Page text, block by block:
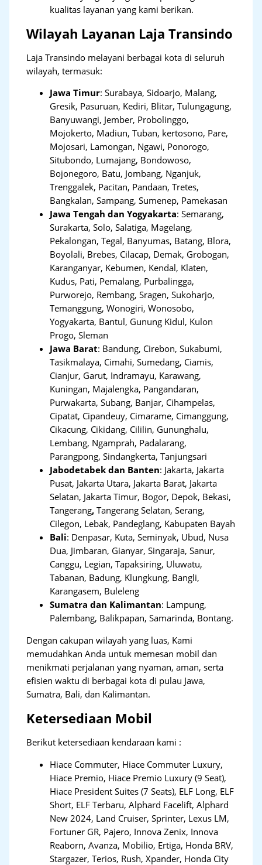
kualitas layanan yang kami berikan.
Wilayah Layanan Laja Transindo
Laja Transindo melayani berbagai kota di seluruh
wilayah, termasuk:
Jawa Timur:Surabaya, Sidoarjo, Malang,
Gresik, Pasuruan, Kediri, Blitar, Tulungagung,
Banyuwangi, Jember, Probolinggo,
Mojokerto, Madiun, Tuban, kertosono, Pare,
Mojosari, Lamongan, Ngawi, Ponorogo,
Situbondo, Lumajang, Bondowoso,
Bojonegoro, Batu, Jombang, Nganjuk,
Trenggalek, Pacitan, Pandaan, Tretes,
Bangkalan, Sampang, Sumenep, Pamekasan
Jawa Tengah dan Yogyakarta:Semarang,
Surakarta, Solo, Salatiga, Magelang,
Pekalongan, Tegal, Banyumas, Batang, Blora,
Boyolali, Brebes, Cilacap, Demak, Grobogan,
Karanganyar, Kebumen, Kendal, Klaten,
Kudus, Pati, Pemalang, Purbalingga,
Purworejo, Rembang, Sragen, Sukoharjo,
Temanggung, Wonogiri, Wonosobo,
Yogyakarta, Bantul, Gunung Kidul, Kulon
Progo, Sleman
Jawa Barat: Bandung, Cirebon, Sukabumi,
Tasikmalaya, Cimahi, Sumedang, Ciamis,
Cianjur, Garut, Indramayu, Karawang,
Kuningan, Majalengka, Pangandaran,
Purwakarta, Subang, Banjar, Cihampelas,
Cipatat, Cipandeuy, Cimarame, Cimanggung,
Cikacung, Cikidang, Cililin, Gununghalu,
Lembang, Ngamprah, Padalarang,
Parangpong, Sindangkerta, Tanjungsari
Jabodetabek dan Banten: Jakarta, Jakarta
Pusat, Jakarta Utara, Jakarta Barat, Jakarta
Selatan, Jakarta Timur, Bogor, Depok, Bekasi,
Tangerang,Tangerang Selatan, Serang,
Cilegon, Lebak, Pandeglang, Kabupaten Bayah
Bali: Denpasar, Kuta, Seminyak, Ubud, Nusa
Dua, Jimbaran, Gianyar, Singaraja, Sanur,
Canggu, Legian, Tapaksiring, Uluwatu,
Tabanan, Badung, Klungkung, Bangli,
Karangasem, Buleleng
Sumatra dan Kalimantan: Lampung,
Palembang, Balikpapan, Samarinda, Bontang.
Dengan cakupan wilayah yang luas, Kami
memudahkan Anda untuk memesan mobil dan
menikmati perjalanan yang nyaman, aman, serta
efisien waktu di berbagai kota di pulau Jawa,
Sumatra, Bali, dan Kalimantan.
Ketersediaan Mobil
Berikut ketersediaan kendaraan kami :
Hiace Commuter, Hiace Commuter Luxury,
Hiace Premio, Hiace Premio Luxury (9 Seat),
Hiace President Suites (7 Seats), ELF Long, ELF
Short, ELF Terbaru, Alphard Facelift, Alphard
New 2024, Land Cruiser, Sprinter, Lexus LM,
Fortuner GR, Pajero, Innova Zenix, Innova
Reaborn, Avanza, Mobilio, Ertiga, Honda BRV,
Stargazer, Terios, Rush, Xpander, Honda City